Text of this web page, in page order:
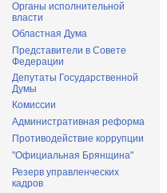
Органы исполнительной
власти
Областная Дума
Представители в Совете
Федерации
Депутаты Государственной
Думы
Комиссии
Административная реформа
Противодействие коррупции
"Официальная Брянщина"
Резерв управленческих
кадров